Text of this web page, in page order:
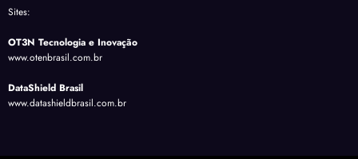
Sites:
OT3N Tecnologia e Inovação
www.otenbrasil.com.br
DataShield Brasil
www.datashieldbrasil.com.br